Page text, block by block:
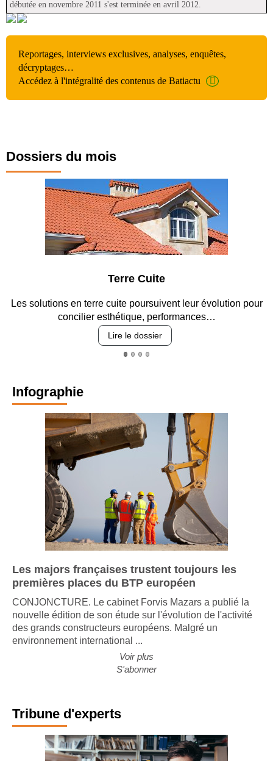
débutée en novembre 2011 s'est terminée en avril 2012.
Reportages, interviews exclusives, analyses, enquêtes,
décryptages…
Accédez à l'intégralité des contenus de Batiactu
Dossiers du mois
Entre circulation, sécurisation des accès, durabilité des
revêtements et intégration…
Lire le dossier
Infographie
Les majors françaises trustent toujours les
premières places du BTP européen
CONJONCTURE. Le cabinet Forvis Mazars a publié la
nouvelle édition de son étude sur l'évolution de l'activité
des grands constructeurs européens. Malgré un
environnement international ...
Voir plus
S'abonner
Tribune d'experts